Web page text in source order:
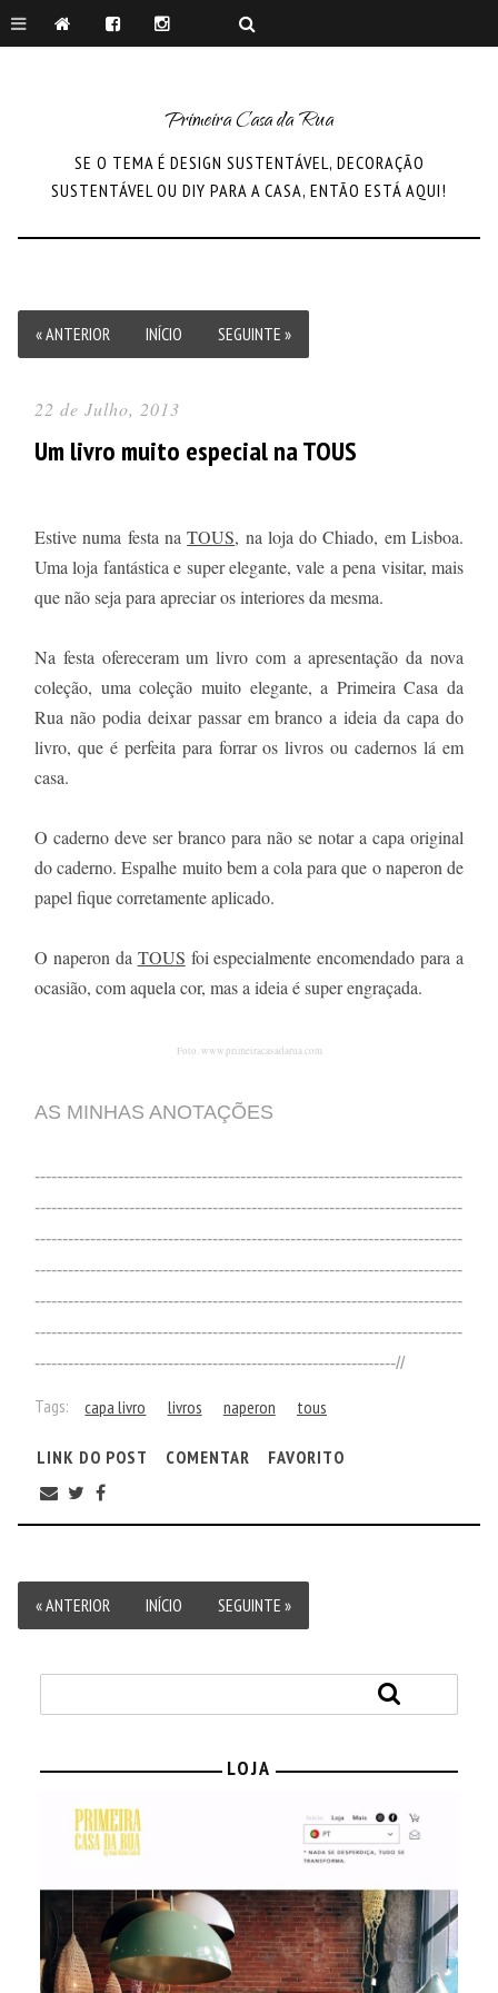
Primeira Casa da Rua
SE O TEMA É DESIGN SUSTENTÁVEL, DECORAÇÃO
SUSTENTÁVEL OU DIY PARA A CASA, ENTÃO ESTÁ AQUI!
« ANTERIOR INÍCIO SEGUINTE »
22 de Julho, 2013
Um livro muito especial na TOUS
Estive numa festa naTOUS, na loja do Chiado, em Lisboa.
Uma loja fantástica e super elegante, vale a pena visitar, mais
que não seja para apreciar os interiores da mesma.
Na festa ofereceram um livro com a apresentação da nova
coleção, uma coleção muito elegante, a Primeira Casa da
Rua não podia deixar passar em branco a ideia da capa do
livro, que é perfeita para forrar os livros ou cadernos lá em
casa.
O caderno deve ser branco para não se notar a capa original
do caderno. Espalhe muito bem a cola para que o naperon de
papel fique corretamente aplicado.
O naperon da TOUS foi especialmente encomendado para a
ocasião, com aquela cor, mas a ideia é super engraçada.
Foto. www.primeiracasadarua.com
AS MINHAS ANOTAÇÕES
-----------------------------------------------------------------------------
-----------------------------------------------------------------------------
-----------------------------------------------------------------------------
-----------------------------------------------------------------------------
-----------------------------------------------------------------------------
-----------------------------------------------------------------------------
-----------------------------------------------------------------//
Tags: capa livro livros naperon tous
LINK DO POST COMENTAR FAVORITO
« ANTERIOR INÍCIO SEGUINTE »
LOJA